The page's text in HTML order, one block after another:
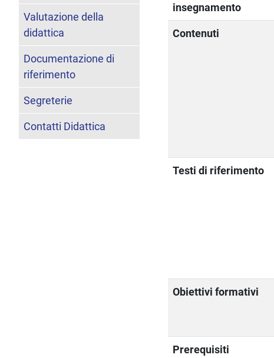
insegnamento
Contenuti
Testi di riferimento
Obiettivi formativi
Prerequisiti
Valutazione della
didattica
Documentazione di
riferimento
Segreterie
Contatti Didattica